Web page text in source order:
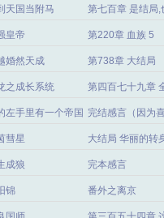
天国当附马 第七百章 是结局
皇帝 第220章 血族 5
婚然天成 第738章 大结局
之成长系统 第四百七十九章
左手里有一个帝国 完结感言（因为
彗星 大结局 华丽的转
成狼 完本感言
锦 番外之离京